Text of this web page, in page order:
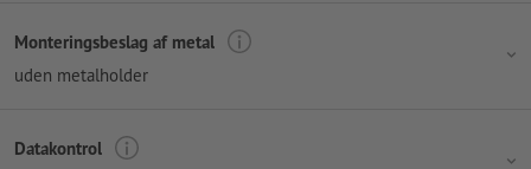
Monteringsbeslag af metal
uden metalholder
Datakontrol